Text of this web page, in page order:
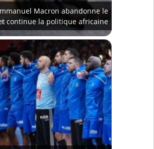
Macron abandonne le
continue la politique africaine